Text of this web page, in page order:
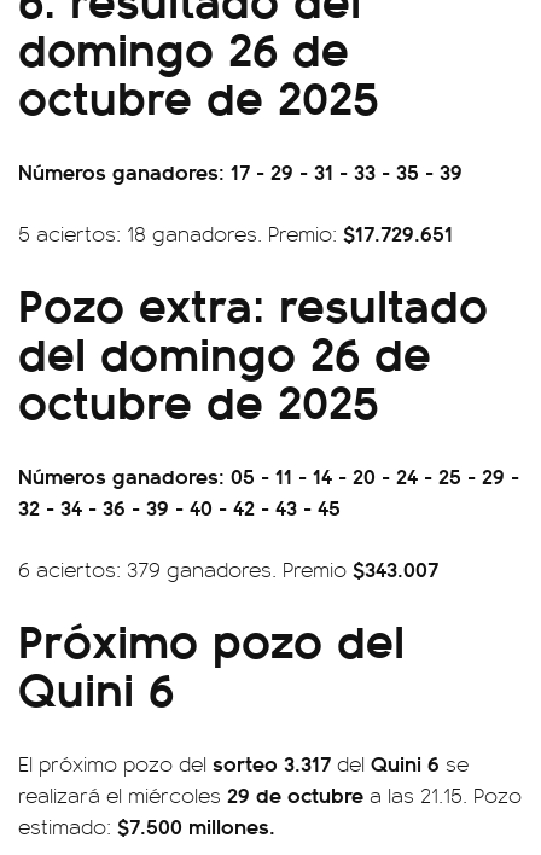
domingo 26 de
octubre de 2025
Números ganadores: 17 - 29 - 31 - 33 - 35 - 39
5 aciertos: 18 ganadores. Premio: $17.729.651
Pozo extra: resultado
del domingo 26 de
octubre de 2025
Números ganadores: 05 - 11 - 14 - 20 - 24 - 25 - 29 -
32 - 34 - 36 - 39 - 40 - 42 - 43 - 45
6 aciertos: 379 ganadores. Premio $343.007
Próximo pozo del
Quini 6
El próximo pozo del sorteo 3.317 del Quini 6 se
realizará el miércoles 29 de octubre a las 21.15. Pozo
estimado: $7.500 millones.